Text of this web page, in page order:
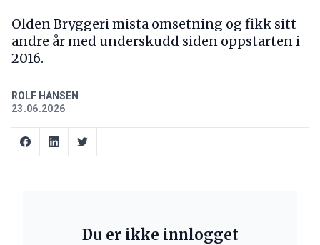
Olden Bryggeri mista omsetning og fikk sitt
andre år med underskudd siden oppstarten i
2016.
ROLF HANSEN
23.06.2026
Du er ikke innlogget